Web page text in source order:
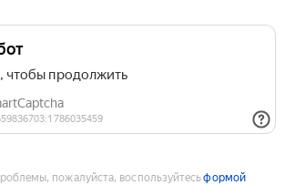
пожалуйста, воспользуйтесьформой